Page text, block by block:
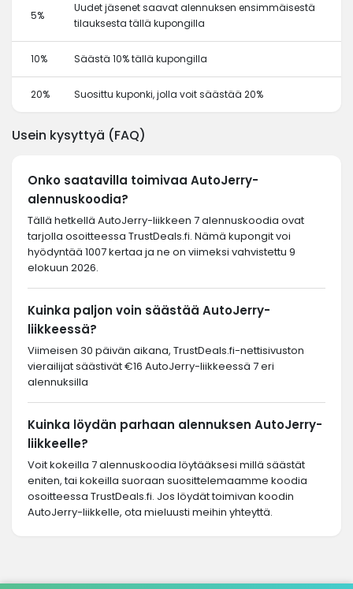
5%
Uudet jäsenet saavat alennuksen ensimmäisestä
tilauksesta tällä kupongilla
10% Säästä 10% tällä kupongilla
20% Suosittu kuponki, jolla voit säästää 20%
Usein kysyttyä (FAQ)
Onko saatavilla toimivaa AutoJerry-
alennuskoodia?
Tällä hetkellä AutoJerry-liikkeen 7 alennuskoodia ovat
tarjolla osoitteessa TrustDeals.fi. Nämä kupongit voi
hyödyntää 1007 kertaa ja ne on viimeksi vahvistettu 9
elokuun 2026.
Kuinka paljon voin säästää AutoJerry-
liikkeessä?
Viimeisen 30 päivän aikana, TrustDeals.fi-nettisivuston
vierailijat säästivät €16 AutoJerry-liikkeessä 7 eri
alennuksilla
Kuinka löydän parhaan alennuksen AutoJerry-
liikkeelle?
Voit kokeilla 7 alennuskoodia löytääksesi millä säästät
eniten, tai kokeilla suoraan suosittelemaamme koodia
osoitteessa TrustDeals.fi. Jos löydät toimivan koodin
AutoJerry-liikkelle, ota mieluusti meihin yhteyttä.